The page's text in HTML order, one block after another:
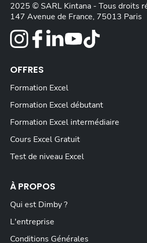
2025 © SARL Kintana - Tous droits
147 Avenue de France, 75013 Paris
OFFRES
Formation Excel
Formation Excel débutant
Formation Excel intermédiaire
Cours Excel Gratuit
Test de niveau Excel
À PROPOS
Qui est Dimby ?
L'entreprise
Conditions Générales